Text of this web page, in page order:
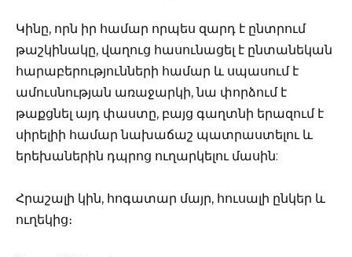
Կինը, որն իր համար որպես զարդ է ընտրում
թաշկինակը, վաղուց հասունացել է ընտանեկան
հարաբերությունների համար և սպասում է
ամուսնության առաջարկի, նա փորձում է
թաքցնել այդ փաստը, բայց գաղտնի երազում է
սիրելիի համար նախաճաշ պատրաստելու և
երեխաներին դպրոց ուղարկելու մասին:
Հրաշալի կին, հոգատար մայր, հուսալի ընկեր և
ուղեկից։